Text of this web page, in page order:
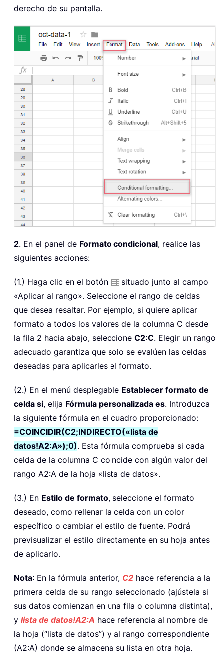
derecho de su pantalla.
2. En el panel de Formato condicional, realice las
siguientes acciones:
(1.) Haga clic en el botón
situado junto al campo
«Aplicar al rango». Seleccione el rango de celdas
que desea resaltar. Por ejemplo, si quiere aplicar
formato a todos los valores de la columna C desde
la fila 2 hacia abajo, seleccione C2:C. Elegir un rango
adecuado garantiza que solo se evalúen las celdas
deseadas para aplicarles el formato.
(2.) En el menú desplegable Establecer formato de
celda si, elija Fórmula personalizada es. Introduzca
la siguiente fórmula en el cuadro proporcionado:
=COINCIDIR(C2;INDIRECTO(«lista de
datos!A2:A»);0). Esta fórmula comprueba si cada
celda de la columna C coincide con algún valor del
rango A2:A de la hoja «lista de datos».
(3.) En Estilo de formato, seleccione el formato
deseado, como rellenar la celda con un color
específico o cambiar el estilo de fuente. Podrá
previsualizar el estilo directamente en su hoja antes
de aplicarlo.
Nota: En la fórmula anterior, C2 hace referencia a la
primera celda de su rango seleccionado (ajústela si
sus datos comienzan en una fila o columna distinta),
y lista de datos!A2:A hace referencia al nombre de
la hoja (“lista de datos”) y al rango correspondiente
(A2:A) donde se almacena su lista en otra hoja.